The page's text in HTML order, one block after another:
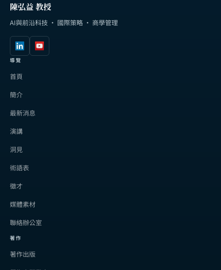
陳弘益 教授
AI與前沿科技 · 國際策略 · 商學管理
導覽
首頁
簡介
最新消息
演講
洞見
術語表
徵才
媒體素材
聯絡辦公室
著作
著作出版